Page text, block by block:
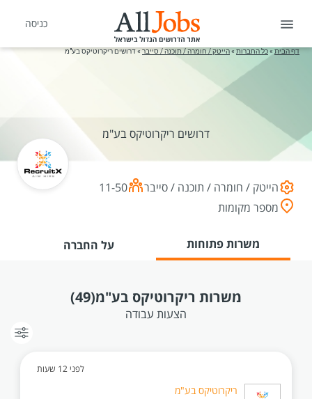
כניסה
דף הבית »כל החברות »הייטק / חומרה / תוכנה / סייבר»דרושים ריקרוטיקס בע"מ
דרושים ריקרוטיקס בע"מ
הייטק / חומרה / תוכנה / סייבר
11-50
מספר מקומות
משרות פתוחות על החברה
משרות ריקרוטיקס בע"מ(49)
הצעות עבודה
לפני 12 שעות
ריקרוטיקס בע"מ